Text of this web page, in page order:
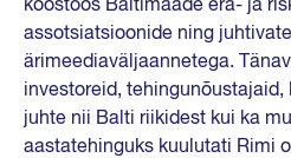
koostöös Baltimaade era- ja
assotsiatsioonide ning juhtivate
ärimeediaväljaannetega.
investoreid,
juhte nii Balti riikidest kui ka
aastatehinguks kuulutati Rimi